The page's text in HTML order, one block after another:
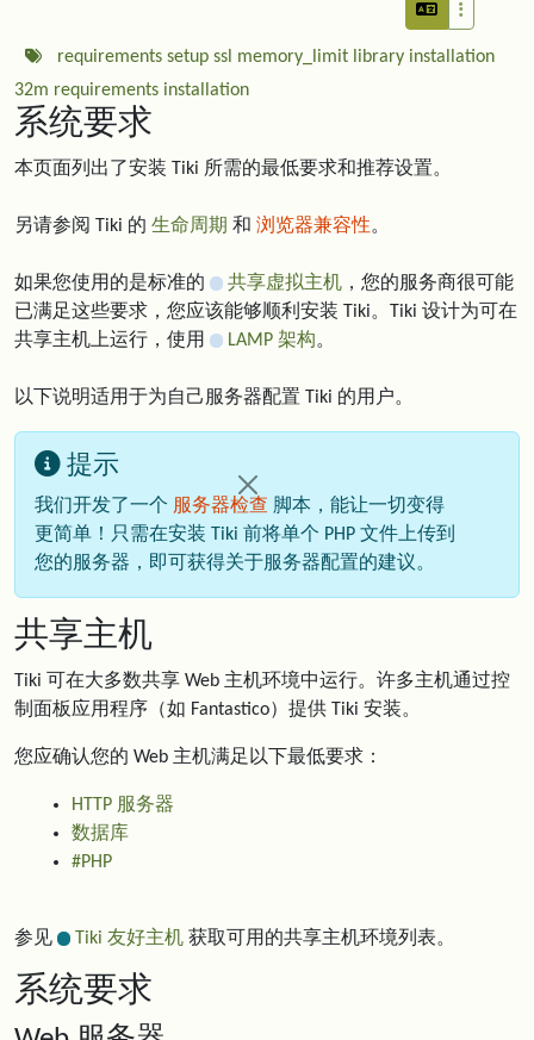
requirements setup ssl memory_limit library installation
32m requirements installation
系统要求
本页面列出了安装 Tiki 所需的最低要求和推荐设置。
另请参阅 Tiki 的 生命周期 和 浏览器兼容性。
如果您使用的是标准的 共享虚拟主机，您的服务商很可能
已满足这些要求，您应该能够顺利安装 Tiki。Tiki 设计为可在
共享主机上运行，使用
LAMP 架构。
以下说明适用于为自己服务器配置 Tiki 的用户。
提示
我们开发了一个 服务器检查 脚本，能让一切变得
更简单！只需在安装 Tiki 前将单个 PHP 文件上传到
您的服务器，即可获得关于服务器配置的建议。
共享主机
Tiki 可在大多数共享 Web 主机环境中运行。许多主机通过控
制面板应用程序（如 Fantastico）提供 Tiki 安装。
您应确认您的 Web 主机满足以下最低要求：
HTTP 服务器
数据库
#PHP
参见 Tiki 友好主机获取可用的共享主机环境列表。
系统要求